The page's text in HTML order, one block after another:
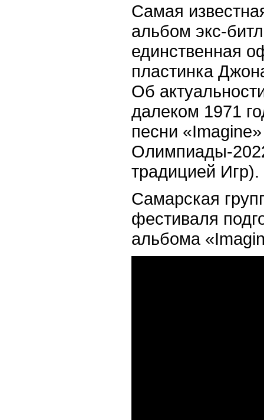
Самая
альбом экс-
единственная
пластинка
Об
далеком 1971
песни
Олимпиады-
традицией Игр).
Самарская
фестиваля
альбома